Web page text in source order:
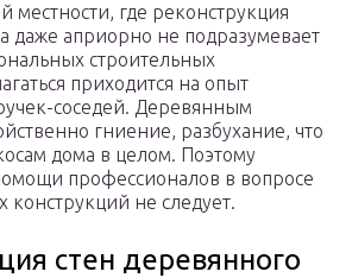
местности, где реконструкция
даже априорно не подразумевает
строительных
приходится на опыт
соседей. Деревянным
гниение, разбухание, что
дома в целом. Поэтому
профессионалов в вопросе
конструкций не следует.
стен деревянного